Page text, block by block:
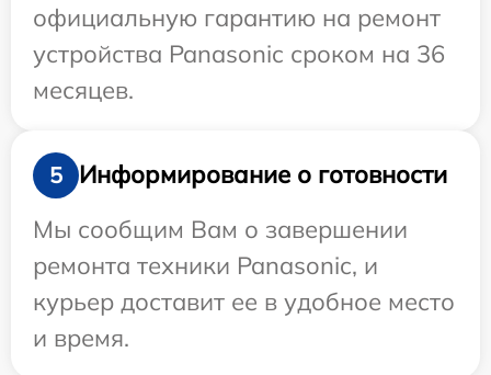
официальную гарантию на ремонт
устройства Panasonic сроком на 36
месяцев.
5
Информирование о готовности
Мы сообщим Вам о завершении
ремонта техники Panasonic, и
курьер доставит ее в удобное место
и время.